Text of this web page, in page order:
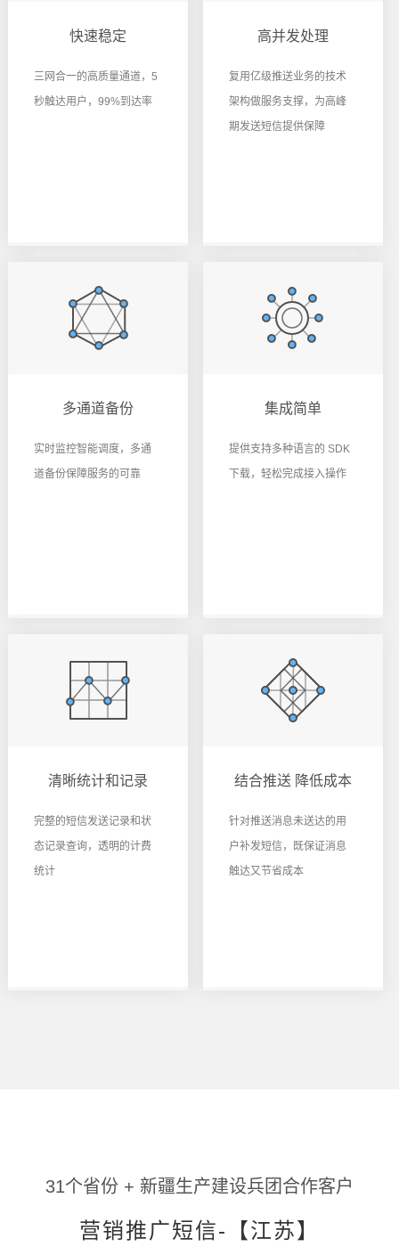
快速稳定
三网合一的高质量通道，5
秒触达用户，99%到达率
高并发处理
复用亿级推送业务的技术
架构做服务支撑，为高峰
期发送短信提供保障
多通道备份
实时监控智能调度，多通
道备份保障服务的可靠
集成简单
提供支持多种语言的 SDK
下载，轻松完成接入操作
清晰统计和记录
完整的短信发送记录和状
态记录查询，透明的计费
统计
结合推送 降低成本
针对推送消息未送达的用
户补发短信，既保证消息
触达又节省成本
31个省份 + 新疆生产建设兵团合作客户
营销推广短信-【江苏】